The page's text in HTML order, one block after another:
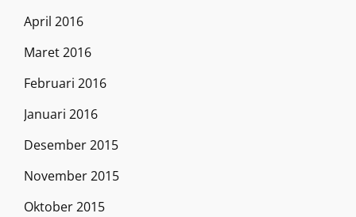
April 2016
Maret 2016
Februari 2016
Januari 2016
Desember 2015
November 2015
Oktober 2015